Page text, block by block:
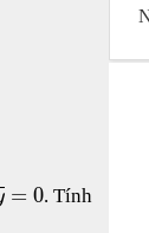
= 0. Tính